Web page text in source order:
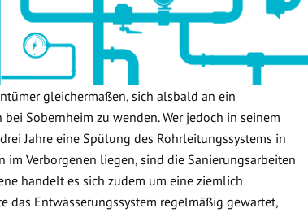
gleichermaßen, sich alsbald an ein
Sobernheim zu wenden. Wer jedoch in seinem
Jahre eine Spülung des Rohrleitungssystems in
Verborgenen liegen, sind die Sanierungsarbeiten
handelt es sich zudem um eine ziemlich
das Entwässerungssystem regelmäßig gewartet,